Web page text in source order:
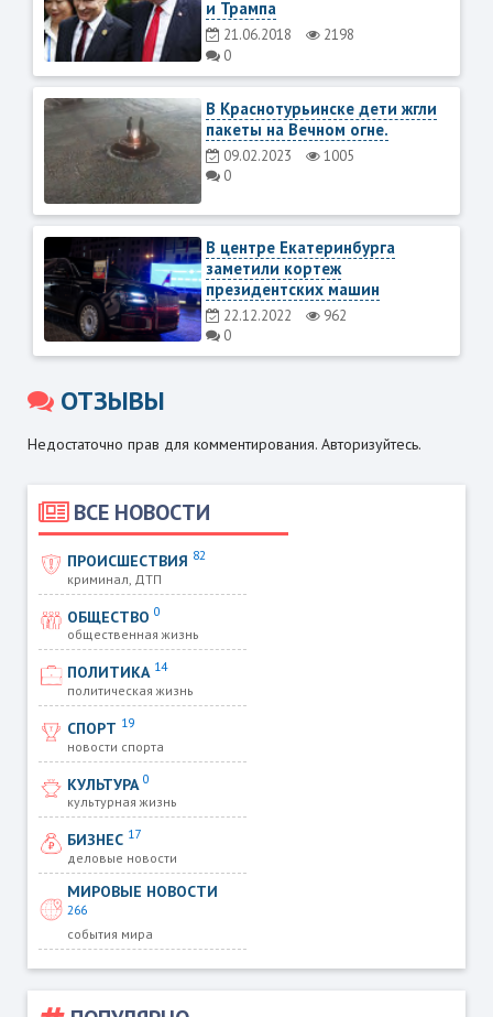
ВСЕ НОВОСТИ
ПРОИСШЕСТВИЯ 82
криминал, ДТП
ОБЩЕСТВО0
общественная жизнь
ПОЛИТИКА 14
политическая жизнь
СПОРТ 19
новости спорта
КУЛЬТУРА0
культурная жизнь
БИЗНЕС 17
деловые новости
МИРОВЫЕ НОВОСТИ
266
события мира
и Трампа
21.06.2018
2198
0
В Краснотурьинске дети жгли
пакеты на Вечном огне.
09.02.2023
1005
0
В центре Екатеринбурга
заметили кортеж
президентских машин
22.12.2022
962
0
ОТЗЫВЫ
Недостаточно прав для комментирования. Авторизуйтесь.